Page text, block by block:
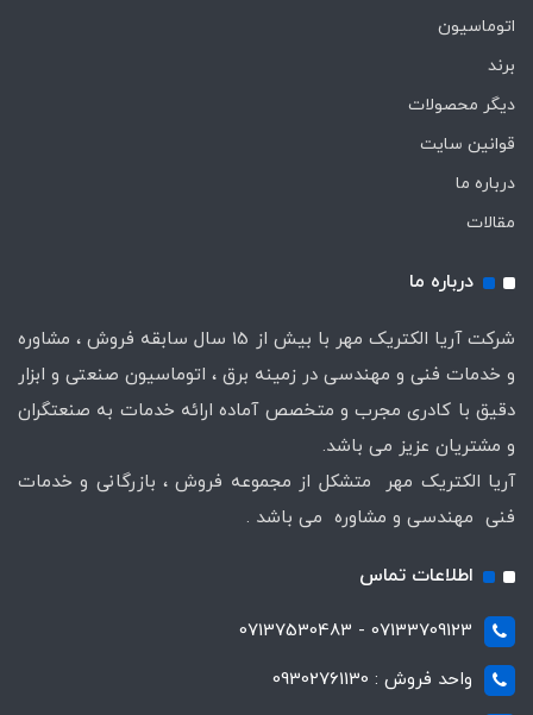
اتوماسیون
برند
دیگر محصولات
قوانین سایت
درباره ما
مقالات
درباره ما
شرکت آریا الکتریک مهر با بیش از 15 سال سابقه فروش ، مشاوره
و خدمات فنی و مهندسی در زمینه برق ، اتوماسیون صنعتی و ابزار
دقیق با کادری مجرب و متخصص آماده ارائه خدمات به صنعتگران
و مشتریان عزیز می باشد.
آریا الکتریک مهر متشکل از مجموعه فروش ، بازرگانی و خدمات
فنی مهندسی و مشاوره می باشد .
اطلاعات تماس
07133709123 - 07137530483
واحد فروش : 09302761130